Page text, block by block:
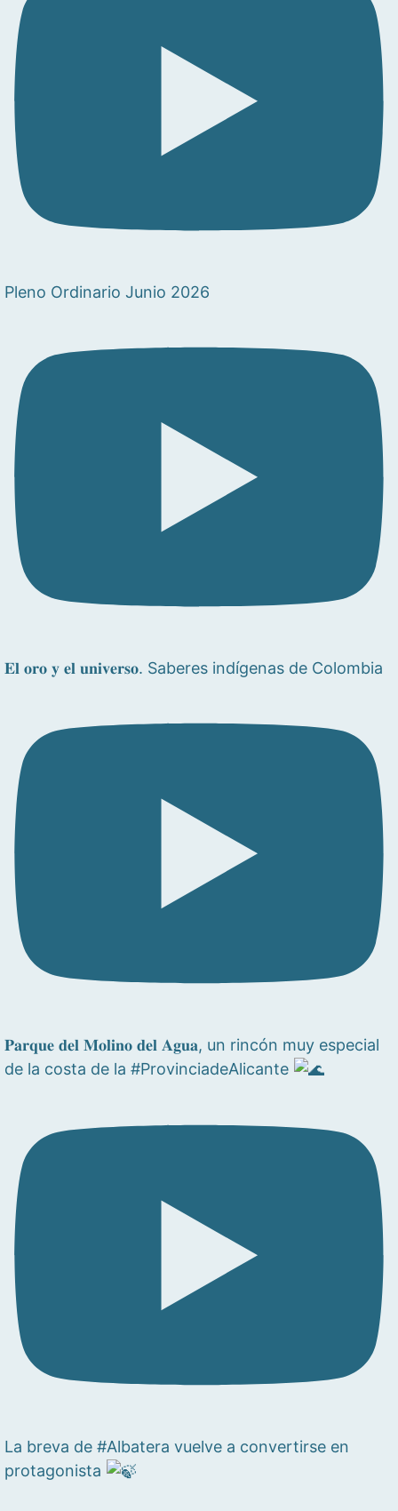
Pleno Ordinario Junio 2026
𝐄𝐥 𝐨𝐫𝐨 𝐲 𝐞𝐥 𝐮𝐧𝐢𝐯𝐞𝐫𝐬𝐨. Saberes indígenas de Colombia
𝐏𝐚𝐫𝐪𝐮𝐞 𝐝𝐞𝐥 𝐌𝐨𝐥𝐢𝐧𝐨 𝐝𝐞𝐥 𝐀𝐠𝐮𝐚, un rincón muy especial
de la costa de la #ProvinciadeAlicante
La breva de #Albatera vuelve a convertirse en
protagonista